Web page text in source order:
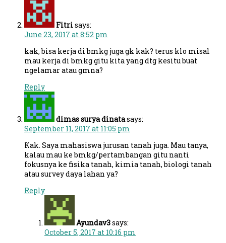
Fitrisays:
June 23, 2017 at 8:52 pm
kak, bisa kerja di bmkg juga gk kak? terus klo misal
mau kerja di bmkg gitu kita yang dtg kesitu buat
ngelamar atau gmna?
Reply
dimas surya dinatasays:
September 11, 2017 at 11:05 pm
Kak. Saya mahasiswa jurusan tanah juga. Mau tanya,
kalau mau ke bmkg/pertambangan gitu nanti
fokusnya ke fisika tanah, kimia tanah, biologi tanah
atau survey daya lahan ya?
Reply
Ayundav3says:
October 5, 2017 at 10:16 pm